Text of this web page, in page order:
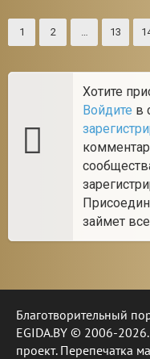
1 2 … 13
Хотите
Войдите в
займет
Благотворительный
EGIDA.BY © 2006-
проект. Перепечатка